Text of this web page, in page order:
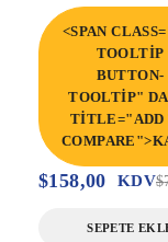
<SPAN
TOOLTIP
BUTTON-
TOOLTIP"
TITLE="ADD
$
$158,00 KDV
SEPETE